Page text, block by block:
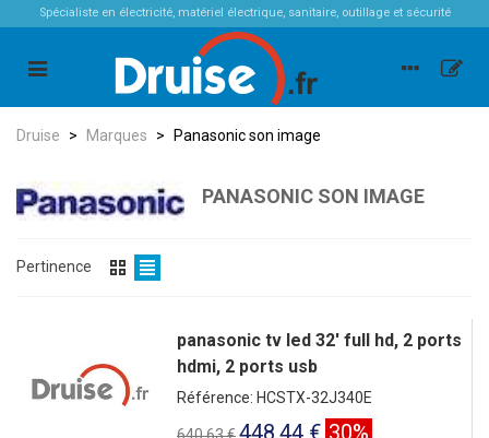
Spécialiste en électricité, matériel électrique, sanitaire, outillage et sécurité
Druise > Marques > Panasonic son image
PANASONIC SON IMAGE
Pertinence
panasonic tv led 32' full hd, 2 ports
hdmi, 2 ports usb
Référence: HCSTX-32J340E
448,44 € 30%